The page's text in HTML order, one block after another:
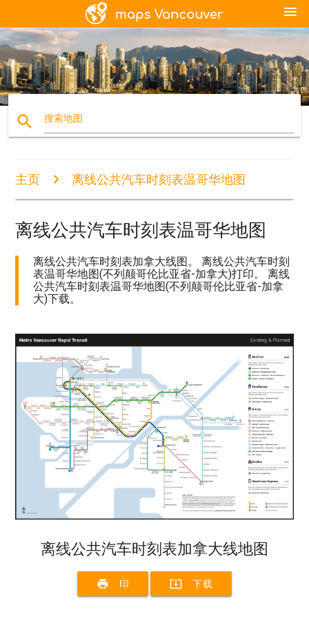
menu
search 搜索地图
主页 离线公共汽车时刻表温哥华地图
离线公共汽车时刻表温哥华地图
离线公共汽车时刻表加拿大线图。 离线公共汽车时刻
表温哥华地图(不列颠哥伦比亚省-加拿大)打印。 离线
公共汽车时刻表温哥华地图(不列颠哥伦比亚省-加拿
大)下载。
离线公共汽车时刻表加拿大线地图
print 印 system_update_alt 下载